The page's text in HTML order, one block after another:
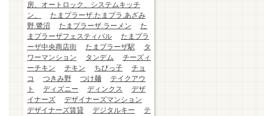
房、オートロック、システムキッチ
ン、
たまプラーザ.たまプラ.あざみ
野.鷺沼
たまプラーザ.ラーメン
た
まプラーザフェスティバル
たまプラ
ーザ中央商店街
たまプラーザ駅
タ
ワーマンション
タンデム
チーズィ
ーチキン
チキン ちびっ子
チョ
コ
つきみ野 つけ麺
テイクアウ
ト
ディズニー ディンクス
デザ
イナーズ
デザイナーズマンション
デザイナーズ賃貸
デジタルキー
テ